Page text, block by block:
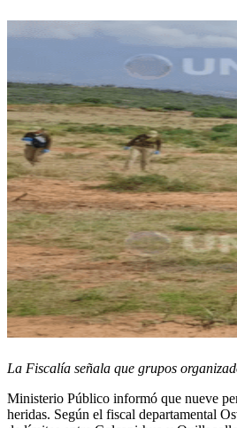
La Fiscalía señala que grupos
Ministerio Público informó que nueve
heridas. Según el fiscal departamental